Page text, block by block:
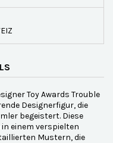
Toy Awards Trouble
Designerfigur, die
begeistert. Diese
einem verspielten
Mustern, die